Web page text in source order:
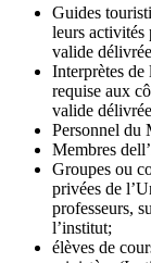
Guides
leurs activités
valide
Interprètes de
requise aux
valide
Personnel du
Membres
Groupes ou
privées de
professeurs,
l’institut;
élèves de